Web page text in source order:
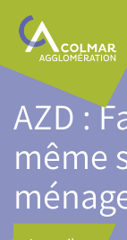
Aller
contenu
principal
Main
navigation
AZD :
même